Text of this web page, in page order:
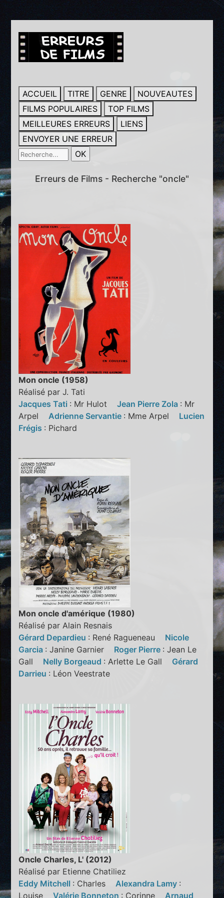
ACCUEIL TITRE GENRE
NOUVEAUTES
FILMS POPULAIRES
TOP FILMS
MEILLEURES ERREURS
LIENS
ENVOYER UNE ERREUR
Erreurs de Films - Recherche "oncle"
Mon oncle (1958)
Réalisé par J. Tati
Jacques Tati : Mr HulotJean Pierre Zola : Mr
Arpel Adrienne Servantie : Mme Arpel Lucien
Frégis : Pichard
Mon oncle d'amérique (1980)
Réalisé par Alain Resnais
Gérard Depardieu : René Ragueneau Nicole
Garcia : Janine Garnier Roger Pierre : Jean Le
Gall Nelly Borgeaud : Arlette Le Gall Gérard
Darrieu : Léon Veestrate
Oncle Charles, L' (2012)
Réalisé par Etienne Chatiliez
Eddy Mitchell : Charles Alexandra Lamy :
LouiseValérie Bonneton : Corinne Arnaud